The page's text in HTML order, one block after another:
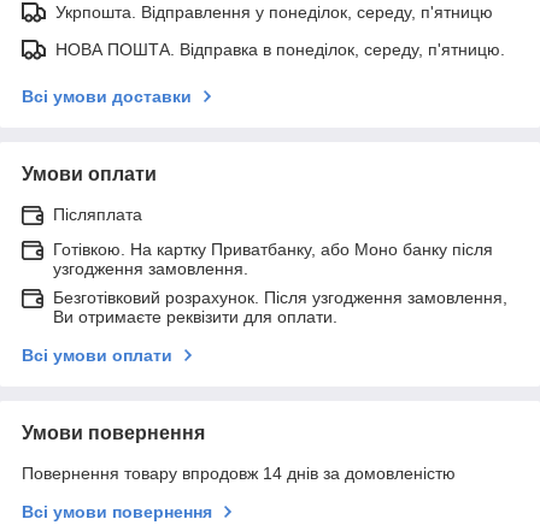
Укрпошта. Відправлення у понеділок, середу, п'ятницю
НОВА ПОШТА. Відправка в понеділок, середу, п'ятницю.
Всі умови доставки
Умови оплати
Післяплата
Готівкою. На картку Приватбанку, або Моно банку після
узгодження замовлення.
Безготівковий розрахунок. Після узгодження замовлення,
Ви отримаєте реквізити для оплати.
Всі умови оплати
Умови повернення
Повернення товару впродовж 14 днів за домовленістю
Всі умови повернення